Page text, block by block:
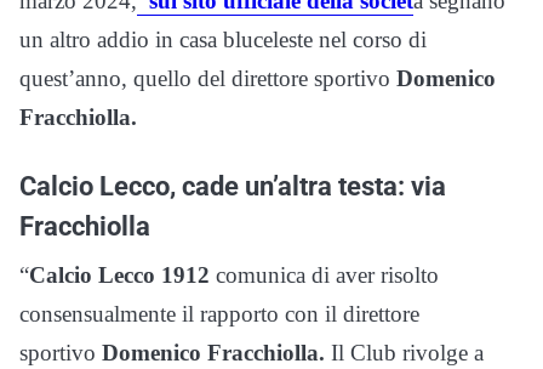
un altro addio in casa bluceleste nel corso di
quest’anno, quello del direttore sportivo Domenico
Fracchiolla.
Calcio Lecco, cade un’altra testa: via
Fracchiolla
“Calcio Lecco 1912 comunica di aver risolto
consensualmente il rapporto con il direttore
sportivo Domenico Fracchiolla. Il Club rivolge a